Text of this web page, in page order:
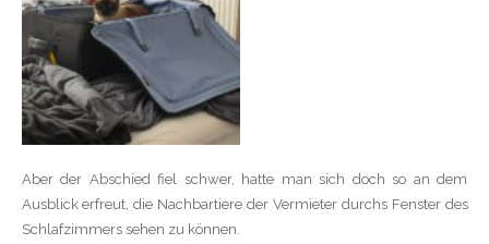
Aber der Abschied fiel schwer, hatte man sich doch so an dem
Ausblick erfreut, die Nachbartiere der Vermieter durchs Fenster des
Schlafzimmers sehen zu können.